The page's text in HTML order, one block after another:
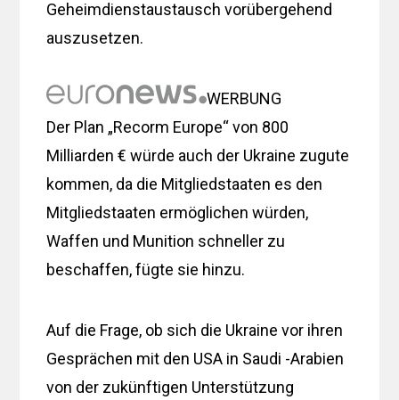
Geheimdienstaustausch vorübergehend
auszusetzen.
WERBUNG
Der Plan „Recorm Europe“ von 800
Milliarden € würde auch der Ukraine zugute
kommen, da die Mitgliedstaaten es den
Mitgliedstaaten ermöglichen würden,
Waffen und Munition schneller zu
beschaffen, fügte sie hinzu.
Auf die Frage, ob sich die Ukraine vor ihren
Gesprächen mit den USA in Saudi -Arabien
von der zukünftigen Unterstützung